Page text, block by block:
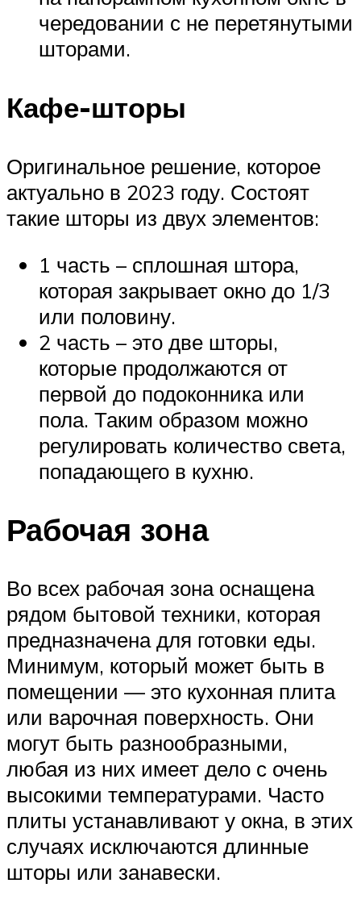
чередовании с не перетянутыми
шторами.
Кафе-шторы
Оригинальное решение, которое
актуально в 2023 году. Состоят
такие шторы из двух элементов:
1 часть – сплошная штора,
которая закрывает окно до 1/3
или половину.
2 часть – это две шторы,
которые продолжаются от
первой до подоконника или
пола. Таким образом можно
регулировать количество света,
попадающего в кухню.
Рабочая зона
Во всех рабочая зона оснащена
рядом бытовой техники, которая
предназначена для готовки еды.
Минимум, который может быть в
помещении — это кухонная плита
или варочная поверхность. Они
могут быть разнообразными,
любая из них имеет дело с очень
высокими температурами. Часто
плиты устанавливают у окна, в этих
случаях исключаются длинные
шторы или занавески.